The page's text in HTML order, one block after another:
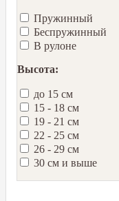
Пружинный
Беспружинный
В рулоне
Высота:
до 15 см
15 - 18 см
19 - 21 см
22 - 25 см
26 - 29 см
30 см и выше